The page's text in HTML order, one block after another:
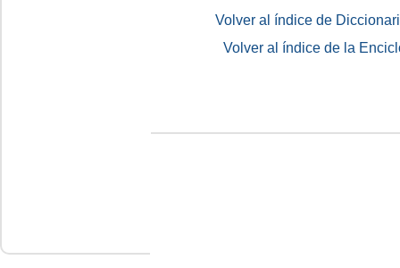
Volver al índice de
Volver al índice de la